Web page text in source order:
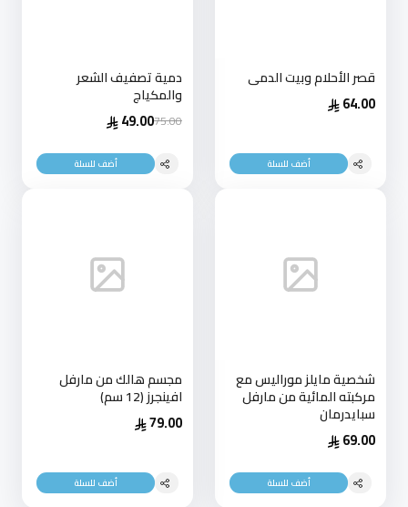
قصر الأحلام وبيت الدمى
64.00
أضف للسلة
دمية تصفيف الشعر
والمكياج
75.00
49.00
أضف للسلة
شخصية مايلز موراليس مع
مركبته المائية من مارفل
سبايدرمان
69.00
أضف للسلة
مجسم هالك من مارفل
افينجرز (12 سم)
79.00
أضف للسلة